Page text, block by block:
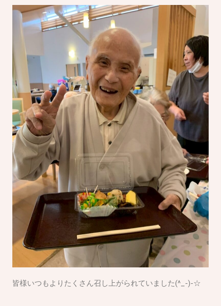
皆様いつもよりたくさん召し上がられていました(^_-)-☆